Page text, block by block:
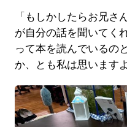
「もしかしたらお兄さ
が自分の話を聞いてく
って本を読んでいるの
か、とも私は思いますよ